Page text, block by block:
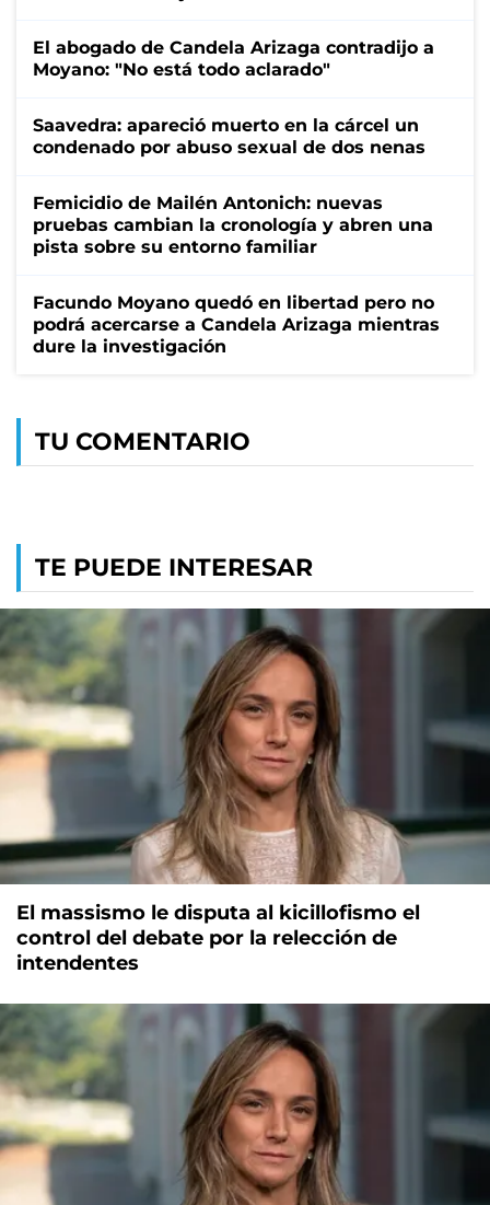
El abogado de Candela Arizaga contradijo a
Moyano: "No está todo aclarado"
Saavedra: apareció muerto en la cárcel un
condenado por abuso sexual de dos nenas
Femicidio de Mailén Antonich: nuevas
pruebas cambian la cronología y abren una
pista sobre su entorno familiar
Facundo Moyano quedó en libertad pero no
podrá acercarse a Candela Arizaga mientras
dure la investigación
TU COMENTARIO
TE PUEDE INTERESAR
El massismo le disputa al kicillofismo el
control del debate por la relección de
intendentes